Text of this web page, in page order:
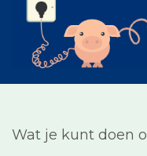
Wat je kunt doen